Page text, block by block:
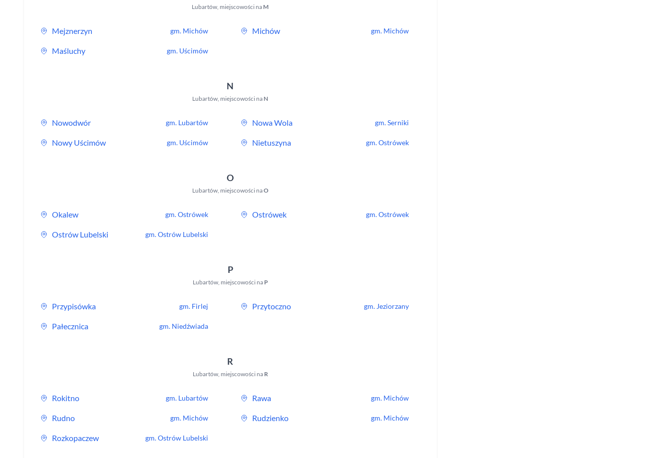
Lubartów, miejscowości na M
Mejznerzyn gm. Michów Michów gm. Michów
Maśluchy gm. Uścimów
N
Lubartów, miejscowości na N
Nowodwór gm. Lubartów Nowa Wola gm.Serniki
Nowy Uścimów gm. Uścimów Nietuszyna gm.Ostrówek
O
Lubartów, miejscowości naO
Okalew gm.Ostrówek Ostrówek gm.Ostrówek
Ostrów Lubelski gm.Ostrów Lubelski
P
Lubartów, miejscowości na P
Przypisówka gm. Firlej Przytoczno gm. Jeziorzany
Pałecznica gm. Niedźwiada
R
Lubartów, miejscowości na R
Rokitno gm. Lubartów Rawa gm. Michów
Rudno gm. Michów Rudzienko gm. Michów
Rozkopaczew gm.Ostrów Lubelski